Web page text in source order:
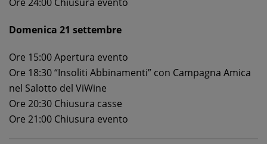
Domenica 21 settembre
Ore 15:00 Apertura evento
Ore 18:30 “Insoliti Abbinamenti” con Campagna Amica
nel Salotto del ViWine
Ore 20:30 Chiusura casse
Ore 21:00 Chiusura evento